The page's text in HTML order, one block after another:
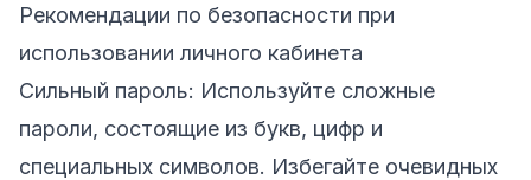
Рекомендации по безопасности при
использовании личного кабинета
Сильный пароль: Используйте сложные
пароли, состоящие из букв, цифр и
специальных символов. Избегайте очевидных